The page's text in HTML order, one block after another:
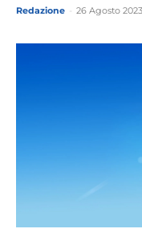
Redazione 26 Agosto 2023